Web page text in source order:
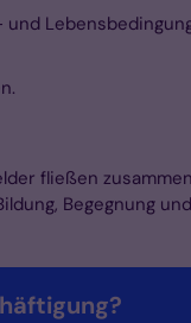
fließen
Begegnung